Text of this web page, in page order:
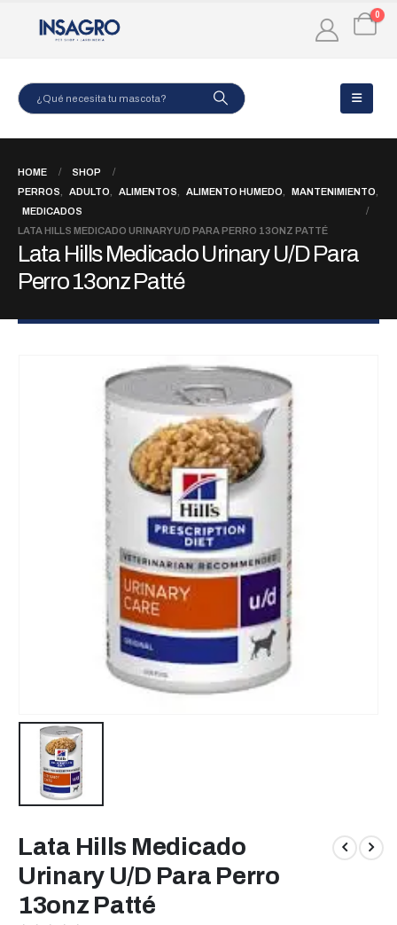
0
HOME
SHOP
PERROS
ADULTO ALIMENTOS ALIMENTO HUMEDO MANTENIMIENTO
MEDICADOS
LATA HILLS MEDICADO URINARY U/D PARA PERRO 13ONZ PATTÉ
Lata Hills Medicado Urinary U/D Para
Perro 13onz Patté
Lata Hills Medicado
Urinary U/D Para Perro
13onz Patté